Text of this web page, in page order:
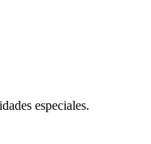
especiales.